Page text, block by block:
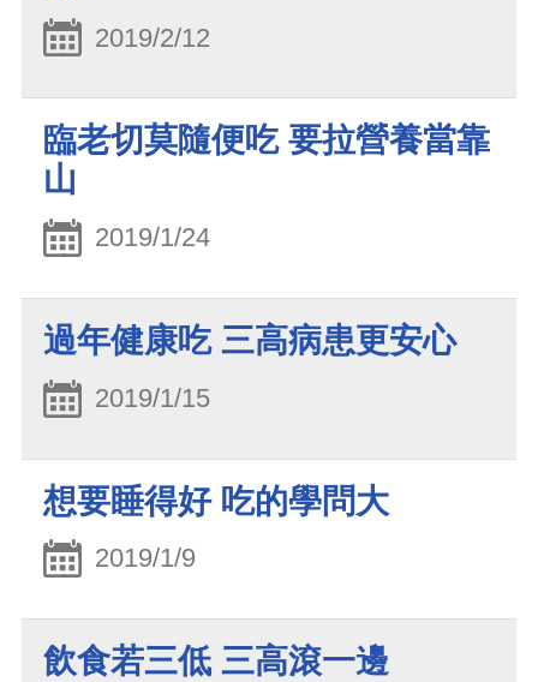
2019/2/12
臨老切莫隨便吃 要拉營養當靠
山
2019/1/24
過年健康吃 三高病患更安心
2019/1/15
想要睡得好 吃的學問大
2019/1/9
飲食若三低 三高滾一邊